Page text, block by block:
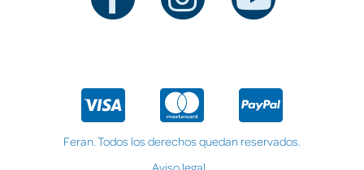
Feran. Todos los derechos quedan reservados.
Aviso legal